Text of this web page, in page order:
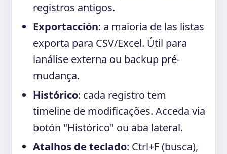
registros antigos.
Exportacción: a maioria de las listas
exporta para CSV/Excel. Útil para
lanálise externa ou backup pré-
mudança.
Histórico: cada registro tem
timeline de modificações. Acceda via
botón "Histórico" ou aba lateral.
Atalhos de teclado: Ctrl+F (busca),